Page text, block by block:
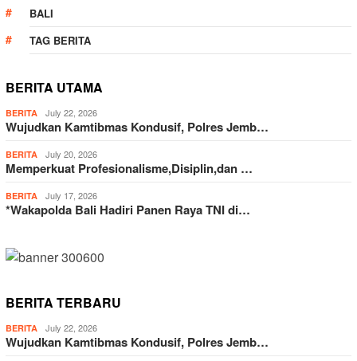
BALI
TAG BERITA
BERITA UTAMA
BERITA July 22, 2026
Wujudkan Kamtibmas Kondusif, Polres Jemb…
BERITA July 20, 2026
Memperkuat Profesionalisme,Disiplin,dan …
BERITA July 17, 2026
*Wakapolda Bali Hadiri Panen Raya TNI di…
BERITA TERBARU
BERITA July 22, 2026
Wujudkan Kamtibmas Kondusif, Polres Jemb…